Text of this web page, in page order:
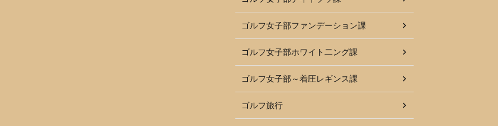
ゴルフ女子部ファンデーション課
ゴルフ女子部ホワイト二ング課
ゴルフ女子部～着圧レギンス課
ゴルフ旅行